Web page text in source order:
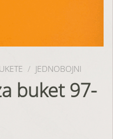
/ JEDNOBOJNI
buket 97-